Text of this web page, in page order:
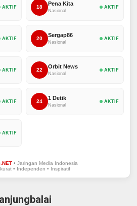
AKTIF 18
Pena Kita
Nasional
AKTIF
AKTIF 20
Sergap86
Nasional
AKTIF
AKTIF 22
Orbit News
Nasional
AKTIF
AKTIF 24
1 Detik
Nasional
AKTIF
AKTIF
• Jaringan Media Indonesia
• Independen • Inspiratif